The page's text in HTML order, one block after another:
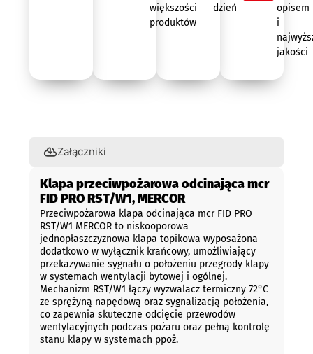
większości
produktów
dzień
opisem
i
jakości
Załączniki
Klapa przeciwpożarowa odcinająca mcr
FID PRO RST/W1, MERCOR
Przeciwpożarowa klapa odcinająca mcr FID PRO
RST/W1 MERCOR to niskooporowa
jednopłaszczyznowa klapa topikowa wyposażona
dodatkowo w wyłącznik krańcowy, umożliwiający
przekazywanie sygnału o położeniu przegrody klapy
w systemach wentylacji bytowej i ogólnej.
Mechanizm RST/W1 łączy wyzwalacz termiczny 72°C
ze sprężyną napędową oraz sygnalizacją położenia,
co zapewnia skuteczne odcięcie przewodów
wentylacyjnych podczas pożaru oraz pełną kontrolę
stanu klapy w systemach ppoż.